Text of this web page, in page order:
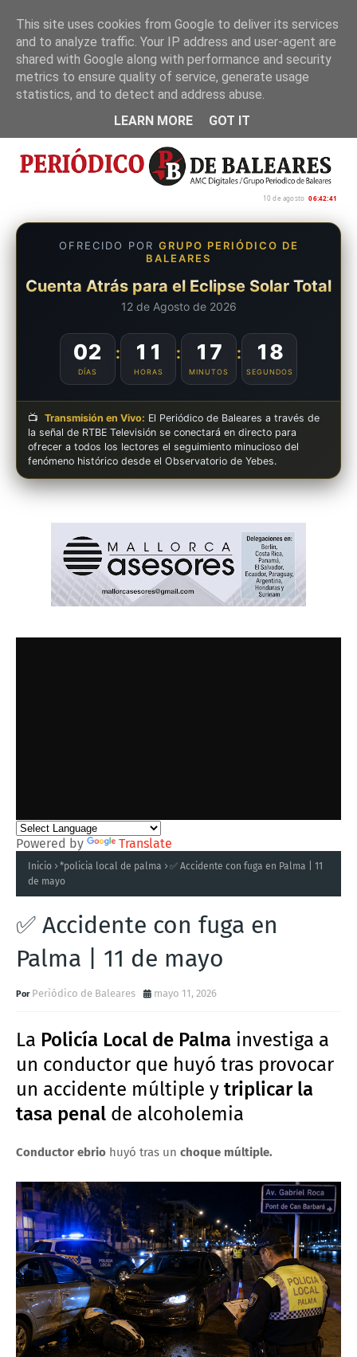
Inicio Nosotros Política de privacidad
10 de agosto 06:42:42
OFRECIDO POR GRUPO PERIÓDICO DE
BALEARES
Cuenta Atrás para el Eclipse Solar Total
12 de Agosto de 2026
02
DÍAS
: 11
HORAS
: 17
MINUTOS
: 17
SEGUNDOS
📺 Transmisión en Vivo: El Periódico de Baleares a través de
la señal de RTBE Televisión se conectará en directo para
ofrecer a todos los lectores el seguimiento minucioso del
fenómeno histórico desde el Observatorio de Yebes.
Powered by Translate
Inicio *policia local de palma
✅ Accidente con fuga en Palma | 11
de mayo
✅ Accidente con fuga en
Palma | 11 de mayo
Periódico de Baleares mayo 11, 2026
La Policía Local de Palma investiga a
un conductor que huyó tras provocar
un accidente múltiple y triplicar la
tasa penal de alcoholemia
Conductor ebrio huyó tras un choque múltiple.
This site uses cookies from Google to deliver its services
and to analyze traffic. Your IP address and user-agent are
shared with Google along with performance and security
metrics to ensure quality of service, generate usage
statistics, and to detect and address abuse.
LEARN MORE
GOT IT